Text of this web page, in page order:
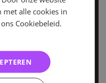
met alle cookies in
Cookiebeleid.